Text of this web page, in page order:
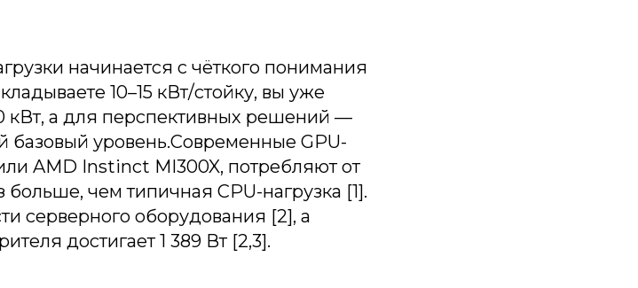
начинается с чёткого понимания
10–15 кВт/стойку, вы уже
а для перспективных решений —
базовый уровень.Современные GPU-
AMD Instinct MI300X, потребляют от
больше, чем типичная CPU-нагрузка [1].
серверного оборудования [2], а
достигает 1 389 Вт [2,3].